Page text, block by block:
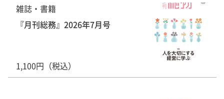
雑誌・書籍
『月刊総務』2026年7月号
1,100円（税込）